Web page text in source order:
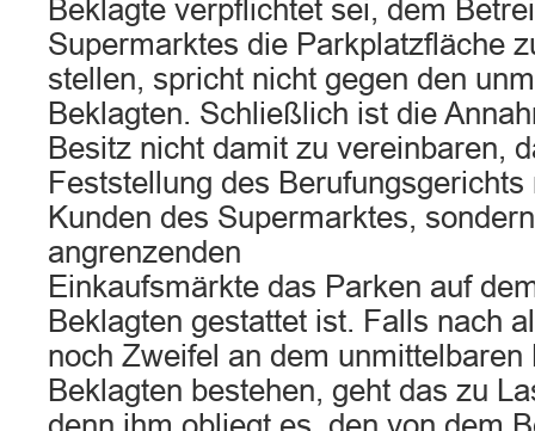
Beklagte verpflichtet sei, dem
Supermarktes die Parkplatzfläche
stellen, spricht nicht gegen den
Beklagten. Schließlich ist die
Besitz nicht damit zu vereinbaren,
Feststellung des Berufungsgerichts
Kunden des Supermarktes,
angrenzenden
Einkaufsmärkte das Parken auf
Beklagten gestattet ist. Falls nach
noch Zweifel an dem unmittelbaren
Beklagten bestehen, geht das zu